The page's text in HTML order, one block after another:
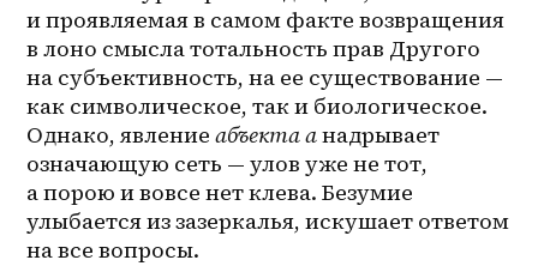
и проявляемая в самом факте возвращения
в лоно смысла тотальность прав Другого
на субъективность, на ее существование —
как символическое, так и биологическое.
Однако, явление абъекта а надрывает
означающую сеть — улов уже не тот,
а порою и вовсе нет клева. Безумие
улыбается из зазеркалья, искушает ответом
на все вопросы.